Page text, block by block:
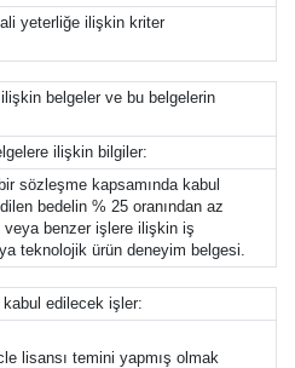
yeterliğe ilişkin kriter
belgeler ve bu belgelerin
ilişkin bilgiler:
sözleşme kapsamında kabul
bedelin % 25 oranından az
benzer işlere ilişkin iş
teknolojik ürün deneyim belgesi.
edilecek işler:
lisansı temini yapmış olmak